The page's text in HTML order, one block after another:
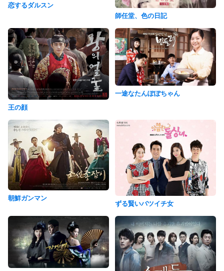
恋するダルスン
師任堂、色の日記
王の顔
一途なたんぽぽちゃん
朝鮮ガンマン
ずる賢いバツイチ女